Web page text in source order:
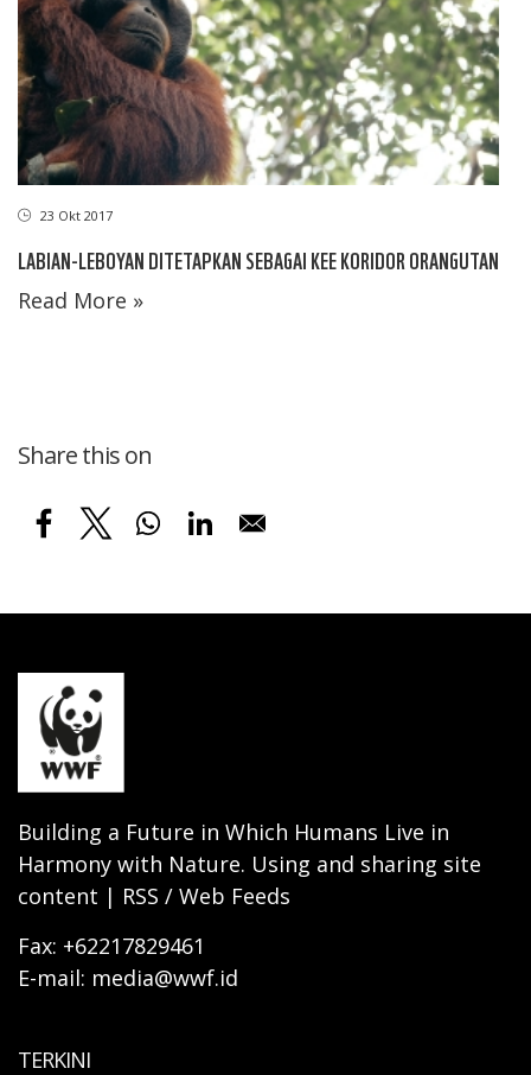
23 Okt 2017
LABIAN-LEBOYAN DITETAPKAN SEBAGAI KEE KORIDOR ORANGUTAN
Read More »
Share this on
Building a Future in Which Humans Live in
Harmony with Nature. Using and sharing site
content | RSS / Web Feeds
Fax: +62217829461
E-mail: media@wwf.id
TERKINI